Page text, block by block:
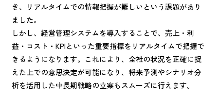
き、リアルタイムでの情報把握が難しいという課題があり
ました。
しかし、経営管理システムを導入することで、売上・利
益・コスト・KPIといった重要指標をリアルタイムで把握で
きるようになります。これにより、全社の状況を正確に捉
えた上での意思決定が可能になり、将来予測やシナリオ分
析を活用した中長期戦略の立案もスムーズに行えます。